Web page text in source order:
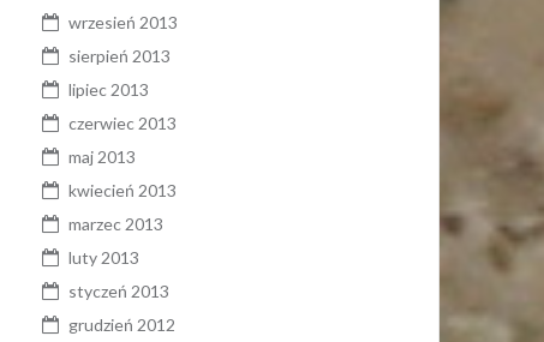
wrzesień 2013
sierpień 2013
lipiec 2013
czerwiec 2013
maj 2013
kwiecień 2013
marzec 2013
luty 2013
styczeń 2013
grudzień 2012